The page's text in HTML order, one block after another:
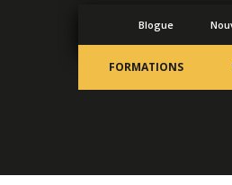
Blogue
FORMATIONS